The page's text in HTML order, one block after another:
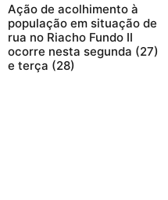
Ação de acolhimento à
população em situação de
rua no Riacho Fundo II
ocorre nesta segunda (27)
e terça (28)